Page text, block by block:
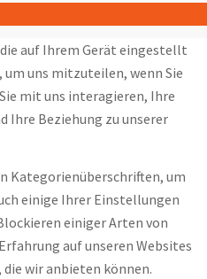
auf Ihrem Gerät eingestellt
um uns mitzuteilen, wenn Sie
mit uns interagieren, Ihre
Ihre Beziehung zu unserer
Kategorienüberschriften, um
einige Ihrer Einstellungen
einiger Arten von
auf unseren Websites
die wir anbieten können.